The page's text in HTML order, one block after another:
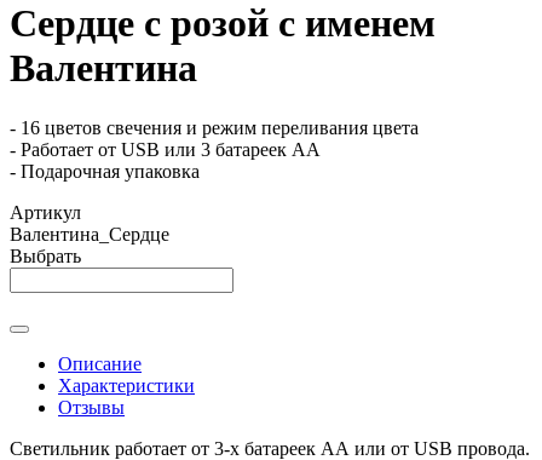
Сердце с розой с именем
Валентина
- 16 цветов свечения и режим переливания цвета
- Работает от USB или 3 батареек АА
- Подарочная упаковка
Артикул
Валентина_Сердце
Выбрать
Описание
Характеристики
Отзывы
Светильник работает от 3-х батареек АА или от USB провода.